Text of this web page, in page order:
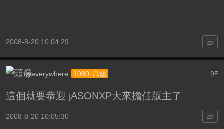
2008-8-20 10:04:29
9 F
dyeverywhere 1080i 高級
這個就要恭迎 jASONXP大來擔任版主了
2008-8-20 10:05:30